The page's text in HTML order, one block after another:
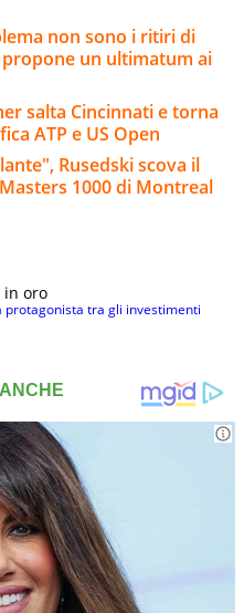
non sono i ritiri di
un ultimatum ai
salta Cincinnati e torna
ATP e US Open
Rusedski scova il
1000 di Montreal
in oro
protagonista tra gli investimenti